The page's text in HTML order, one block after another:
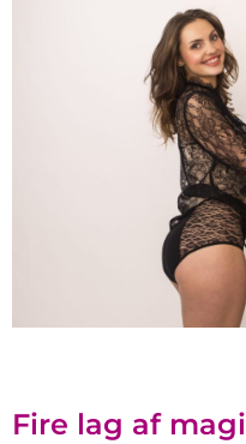
Fire lag af magi